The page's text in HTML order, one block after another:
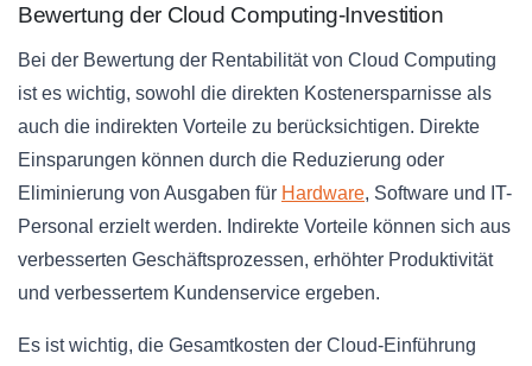
Bewertung der Cloud Computing-Investition
Bei der Bewertung der Rentabilität von Cloud Computing
ist es wichtig, sowohl die direkten Kostenersparnisse als
auch die indirekten Vorteile zu berücksichtigen. Direkte
Einsparungen können durch die Reduzierung oder
Eliminierung von Ausgaben für Hardware, Software und IT-
Personal erzielt werden. Indirekte Vorteile können sich aus
verbesserten Geschäftsprozessen, erhöhter Produktivität
und verbessertem Kundenservice ergeben.
Es ist wichtig, die Gesamtkosten der Cloud-Einführung